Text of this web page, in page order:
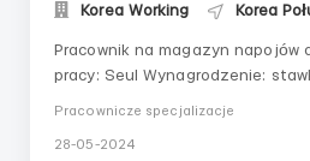
Korea Working Korea
Pracownik na magazyn napojów
pracy: Seul Wynagrodzenie: stawka 20.2 USD/godz.
godzin;Obowiązki:Praca ze
Pracownicze specjalizacje
28-05-2024